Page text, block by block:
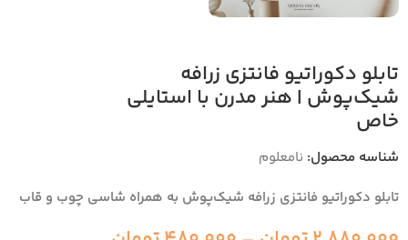
تابلو دکوراتیو فانتزی زرافه
شیک‌پوش | هنر مدرن با استایلی
خاص
شناسه محصول: نامعلوم
تابلو دکوراتیو فانتزی زرافه شیک‌پوش به همراه شاسی چوب و قاب